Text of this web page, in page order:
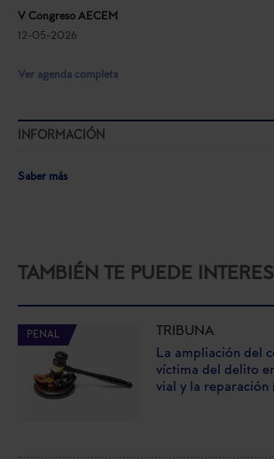
V Congreso AECEM
12-05-2026
Ver agenda completa
INFORMACIÓN
Saber más
TAMBIÉN TE PUEDE
PENAL
TRIBUNA
La ampliación del
víctima del delito
vial y la reparación